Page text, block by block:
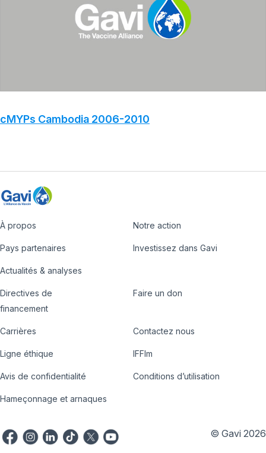
cMYPs Cambodia 2006-2010
Footer
À propos Notre action
Pays partenaires Investissez dans Gavi
Actualités & analyses
Country
Hub
Directives de
financement
Faire un don
Footer
nav
Carrières Contactez nous
Ligne éthique IFFIm
Avis de confidentialité Conditions d’utilisation
Hameçonnage et arnaques
© Gavi 2026